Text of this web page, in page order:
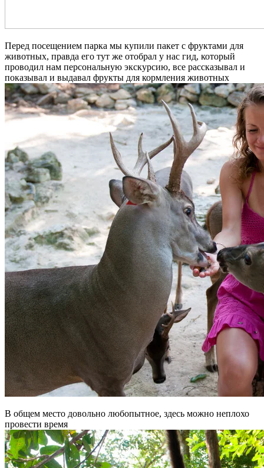
Перед посещением парка мы купили пакет с фруктами для
животных, правда его тут же отобрал у нас гид, который
проводил нам персональную экскурсию, все рассказывал и
показывал и выдавал фрукты для кормления животных
В общем место довольно любопытное, здесь можно неплохо
провести время